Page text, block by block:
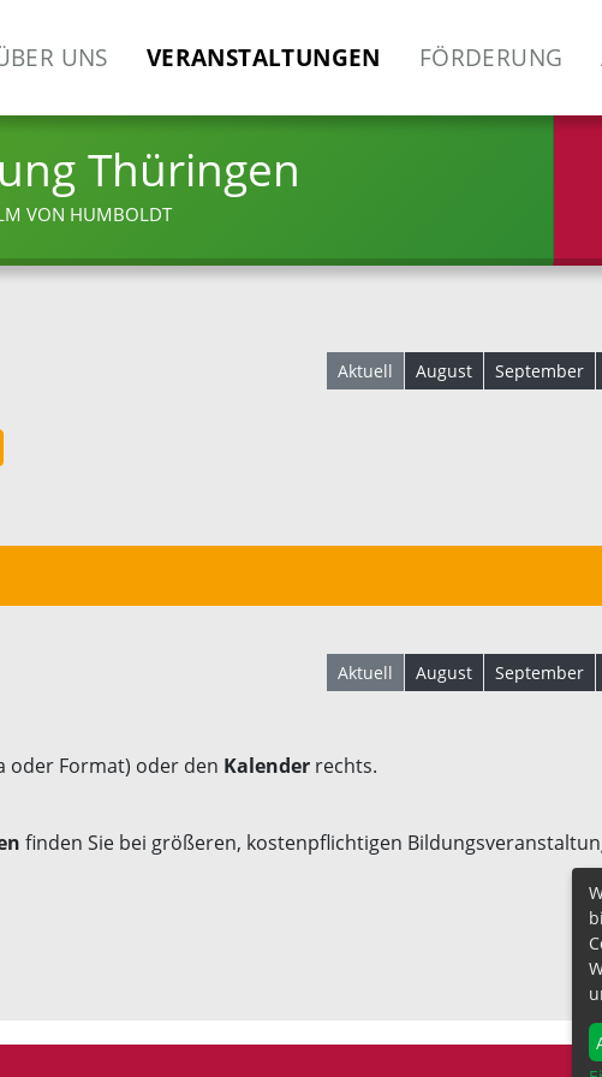
UNS VERANSTALTUNGEN FÖRDERUNG
Thüringen
VON HUMBOLDT
Aktuell August September
Aktuell August September
oder Format) oder den Kalender rechts.
finden Sie bei größeren, kostenpflichtigen